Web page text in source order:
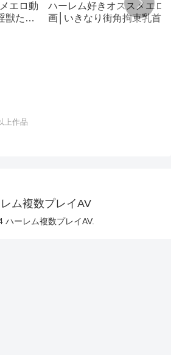
エロ動
獣たち
ハーレム好きオススメエロ
画│いきなり街角拘束乳首ト
上作品
ム複数プレイAV
ハーレム複数プレイAV.